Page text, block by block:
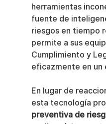
herramientas
fuente de
riesgos en tiempo
permite a sus
Cumplimiento y
eficazmente en un
En lugar de
esta tecnología
preventiva de